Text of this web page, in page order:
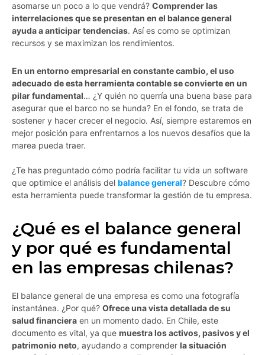
asomarse un poco a lo que vendrá? Comprender las
interrelaciones que se presentan en el balance general
ayuda a anticipar tendencias. Así es como se optimizan
recursos y se maximizan los rendimientos.
En un entorno empresarial en constante cambio, el uso
adecuado de esta herramienta contable se convierte en un
pilar fundamental… ¿Y quién no querría una buena base para
asegurar que el barco no se hunda? En el fondo, se trata de
sostener y hacer crecer el negocio. Así, siempre estaremos en
mejor posición para enfrentarnos a los nuevos desafíos que la
marea pueda traer.
¿Te has preguntado cómo podría facilitar tu vida un software
que optimice el análisis del balance general? Descubre cómo
esta herramienta puede transformar la gestión de tu empresa.
¿Qué es el balance general
y por qué es fundamental
en las empresas chilenas?
El balance general de una empresa es como una fotografía
instantánea. ¿Por qué? Ofrece una vista detallada de su
salud financiera en un momento dado. En Chile, este
documento es vital, ya que muestra los activos, pasivos y el
patrimonio neto, ayudando a comprender la situación